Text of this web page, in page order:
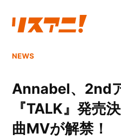
NEWS
Annabel、2nd
『TALK』発売
曲MVが解禁！